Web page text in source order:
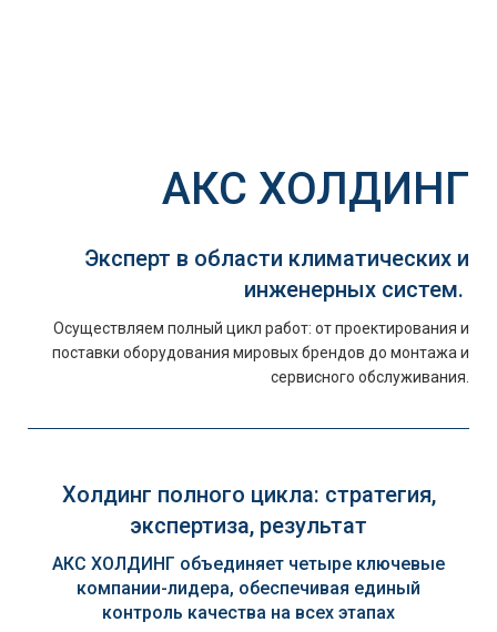
АКС ХОЛДИНГ
Эксперт в области климатических и
инженерных систем.
Осуществляем полный цикл работ: от проектирования и
поставки оборудования мировых брендов до монтажа и
сервисного обслуживания.
Холдинг полного цикла: стратегия,
экспертиза, результат
АКС ХОЛДИНГ объединяет четыре ключевые
компании-лидера, обеспечивая единый
контроль качества на всех этапах